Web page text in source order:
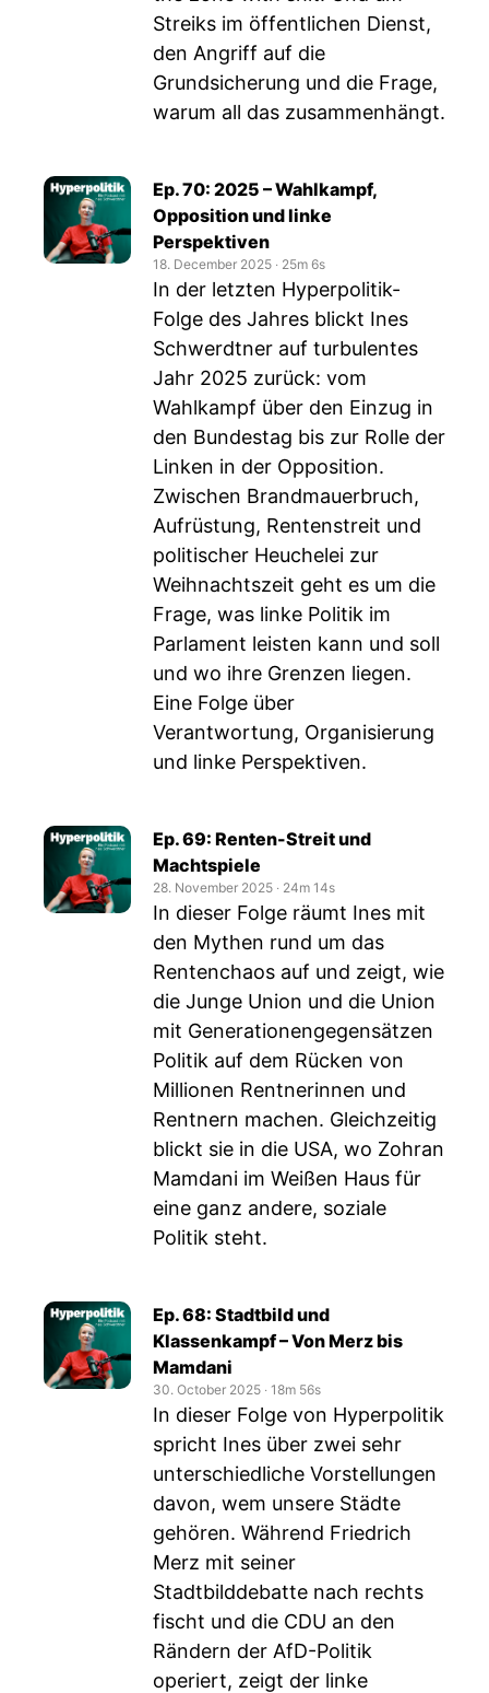
Streiks im öffentlichen Dienst,
den Angriff auf die
Grundsicherung und die Frage,
warum all das zusammenhängt.
Ep. 70: 2025 – Wahlkampf,
Opposition und linke
Perspektiven
18. December 2025 ‧ 25m 6s
In der letzten Hyperpolitik-
Folge des Jahres blickt Ines
Schwerdtner auf turbulentes
Jahr 2025 zurück: vom
Wahlkampf über den Einzug in
den Bundestag bis zur Rolle der
Linken in der Opposition.
Zwischen Brandmauerbruch,
Aufrüstung, Rentenstreit und
politischer Heuchelei zur
Weihnachtszeit geht es um die
Frage, was linke Politik im
Parlament leisten kann und soll
und wo ihre Grenzen liegen.
Eine Folge über
Verantwortung, Organisierung
und linke Perspektiven.
Ep. 69: Renten-Streit und
Machtspiele
28. November 2025 ‧ 24m 14s
In dieser Folge räumt Ines mit
den Mythen rund um das
Rentenchaos auf und zeigt, wie
die Junge Union und die Union
mit Generationengegensätzen
Politik auf dem Rücken von
Millionen Rentnerinnen und
Rentnern machen. Gleichzeitig
blickt sie in die USA, wo Zohran
Mamdani im Weißen Haus für
eine ganz andere, soziale
Politik steht.
Ep. 68: Stadtbild und
Klassenkampf – Von Merz bis
Mamdani
30. October 2025 ‧ 18m 56s
In dieser Folge von Hyperpolitik
spricht Ines über zwei sehr
unterschiedliche Vorstellungen
davon, wem unsere Städte
gehören. Während Friedrich
Merz mit seiner
Stadtbilddebatte nach rechts
fischt und die CDU an den
Rändern der AfD-Politik
operiert, zeigt der linke